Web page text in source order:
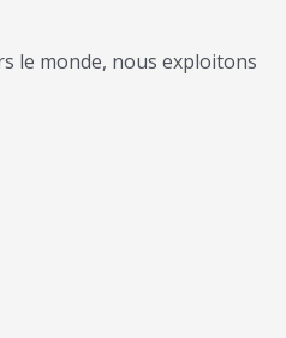
le monde, nous exploitons